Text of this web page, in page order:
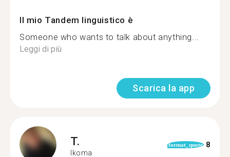
Il mio Tandem linguistico è
Someone who wants to talk about anything...
Leggi di più
Scarica la app
T.
Ikoma
format_quote 8